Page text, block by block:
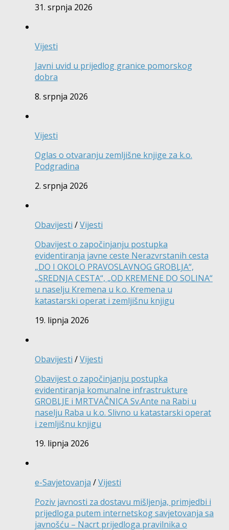
31. srpnja 2026
Vijesti
Javni uvid u prijedlog granice pomorskog
dobra
8. srpnja 2026
Vijesti
Oglas o otvaranju zemljišne knjige za k.o.
Podgradina
2. srpnja 2026
Obavijesti /Vijesti
Obavijest o započinjanju postupka
evidentiranja javne ceste Nerazvrstanih cesta
„DO I OKOLO PRAVOSLAVNOG GROBLJA“,
„SREDNJA CESTA“, „OD KREMENE DO SOLINA“
u naselju Kremena u k.o. Kremena u
katastarski operat i zemljišnu knjigu
19. lipnja 2026
Obavijesti /Vijesti
Obavijest o započinjanju postupka
evidentiranja komunalne infrastrukture
GROBLJE i MRTVAČNICA Sv.Ante na Rabi u
naselju Raba u k.o. Slivno u katastarski operat
i zemljišnu knjigu
19. lipnja 2026
e-Savjetovanja /Vijesti
Poziv javnosti za dostavu mišljenja, primjedbi i
prijedloga putem internetskog savjetovanja sa
javnošću – Nacrt prijedloga pravilnika o